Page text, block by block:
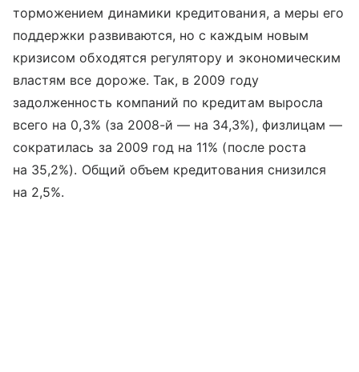
торможением динамики кредитования, а меры его
поддержки развиваются, но с каждым новым
кризисом обходятся регулятору и экономическим
властям все дороже. Так, в 2009 году
задолженность компаний по кредитам выросла
всего на 0,3% (за 2008-й — на 34,3%), физлицам —
сократилась за 2009 год на 11% (после роста
на 35,2%). Общий объем кредитования снизился
на 2,5%.